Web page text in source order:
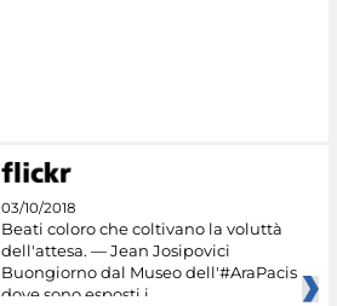
03/10/2018
Beati coloro che coltivano la voluttà
dell'attesa. — Jean Josipovici
Buongiorno dal Museo dell'#AraPacis
dove sono esposti i